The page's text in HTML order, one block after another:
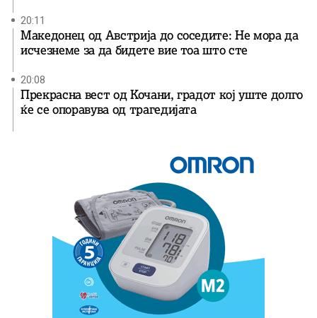
20:11
Македонец од Австрија до соседите: Не мора да
исчезнеме за да бидете вие ​​тоа што сте
20:08
Прекрасна вест од Кочани, градот кој уште долго
ќе се опоравува од трагедијата